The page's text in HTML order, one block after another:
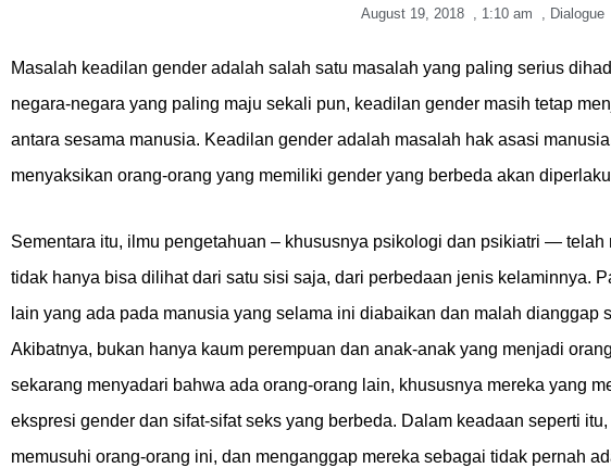
August 19, 2018 , 1:10 am , Dialogue
Masalah keadilan gender adalah salah satu masalah yang paling serius
negara-negara yang paling maju sekali pun, keadilan gender masih tetap
antara sesama manusia. Keadilan gender adalah masalah hak asasi
menyaksikan orang-orang yang memiliki gender yang berbeda akan
Sementara itu, ilmu pengetahuan – khususnya psikologi dan psikiatri —
tidak hanya bisa dilihat dari satu sisi saja, dari perbedaan jenis kelaminnya.
lain yang ada pada manusia yang selama ini diabaikan dan malah dianggap
Akibatnya, bukan hanya kaum perempuan dan anak-anak yang menjadi
sekarang menyadari bahwa ada orang-orang lain, khususnya mereka yang
ekspresi gender dan sifat-sifat seks yang berbeda. Dalam keadaan seperti
memusuhi orang-orang ini, dan menganggap mereka sebagai tidak pernah